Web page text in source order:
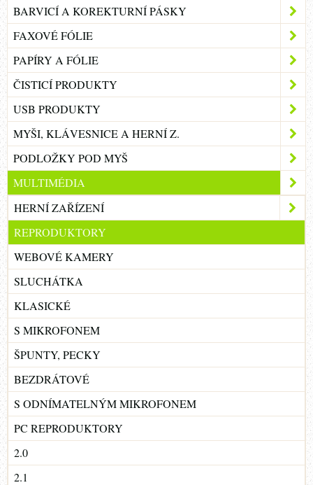
BARVICÍ A KOREKTURNÍ PÁSKY
FAXOVÉ FÓLIE
PAPÍRY A FÓLIE
ČISTICÍ PRODUKTY
USB PRODUKTY
MYŠI, KLÁVESNICE A HERNÍ Z.
PODLOŽKY POD MYŠ
MULTIMÉDIA
HERNÍ ZAŘÍZENÍ
REPRODUKTORY
WEBOVÉ KAMERY
SLUCHÁTKA
KLASICKÉ
S MIKROFONEM
ŠPUNTY, PECKY
BEZDRÁTOVÉ
S ODNÍMATELNÝM MIKROFONEM
PC REPRODUKTORY
2.0
2.1